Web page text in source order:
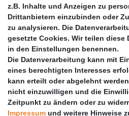
Anleitungen
Vertrag widerrufen
PARTNER
DHL
GLS
PaketPLUS
z.B. Inhalte und Anzeigen zu
Drittanbietern einzubinden oder
zu analysieren. Die
gesetzte Cookies. Wir teilen diese
in den Einstellungen benennen.
Die Datenverarbeitung kann mit
eines berechtigten Interesses
kann erteilt oder abgelehnt
nicht einzuwilligen und die
Zeitpunkt zu ändern oder zu
Impressum und weitere Hinweise